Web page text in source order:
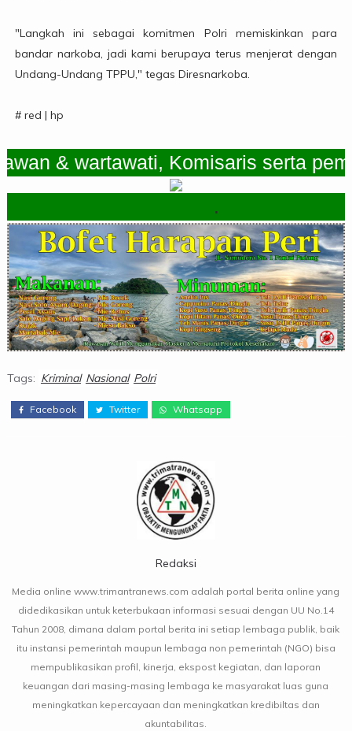
"Langkah ini sebagai komitmen Polri memiskinkan para
bandar narkoba, jadi kami berupaya terus menjerat dengan
Undang-Undang TPPU," tegas Diresnarkoba.
# red | hp
& wartawati, Komisaris serta
Tags: Kriminal Nasional Polri
Facebook Twitter Whatsapp
Redaksi
Media online www.trimantranews.com adalah portal berita online yang
didedikasikan untuk keterbukaan informasi sesuai dengan UU No.14
Tahun 2008, dimana dalam portal berita ini setiap lembaga publik, baik
itu instansi pemerintah maupun lembaga non pemerintah (NGO) bisa
mempublikasikan profil, kinerja, ekspost kegiatan, dan laporan
keuangan dari masing-masing lembaga ke masyarakat luas guna
meningkatkan kepercayaan dan meningkatkan kredibiltas dan
akuntabilitas.